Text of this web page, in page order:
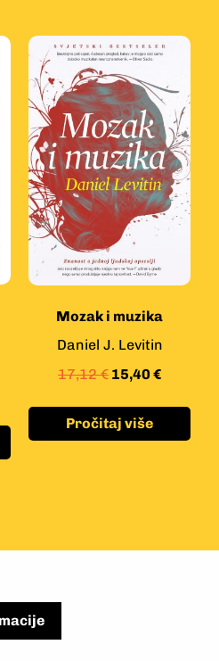
Mozak i muzika
Daniel J. Levitin
17,12€ 15,40 €
Pročitaj više